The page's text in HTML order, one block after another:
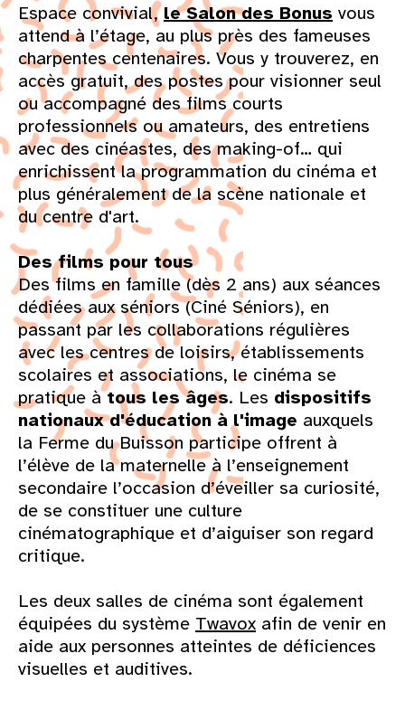
Espace convivial,le Salon des Bonus vous
attend à l’étage, au plus près des fameuses
charpentes centenaires. Vous y trouverez, en
accès gratuit, des postes pour visionner seul
ou accompagné des films courts
professionnels ou amateurs, des entretiens
avec des cinéastes, des making-of… qui
enrichissent la programmation du cinéma et
plus généralement de la scène nationale et
du centre d'art.
Des films pour tous
Des films en famille (dès 2 ans) aux séances
dédiées aux séniors (Ciné Séniors), en
passant par les collaborations régulières
avec les centres de loisirs, établissements
scolaires et associations, le cinéma se
pratique àtous les âges. Les dispositifs
nationaux d'éducation à l'image auxquels
la Ferme du Buisson participe offrent à
l’élève de la maternelle à l’enseignement
secondaire l’occasion d’éveiller sa curiosité,
de se constituer une culture
cinématographique et d’aiguiser son regard
critique.
Les deux salles de cinéma sont également
équipées du système Twavox afin de venir en
aide aux personnes atteintes de déficiences
visuelles et auditives.